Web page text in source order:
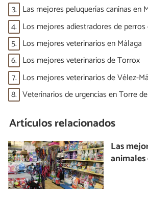
3. Las mejores peluquerías caninas en
4. Los mejores adiestradores de perros
5. Los mejores veterinarios en Málaga
6. Los mejores veterinarios de Torrox
7. Los mejores veterinarios de Vélez-
8. Veterinarios de urgencias en Torre
Artículos relacionados
Las